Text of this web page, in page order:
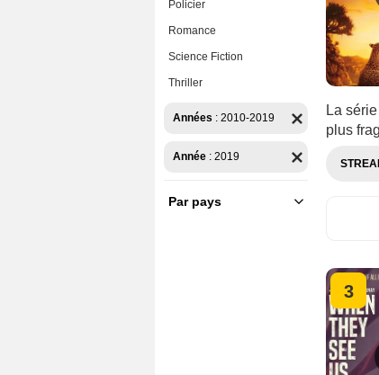
Policier
Romance
Science Fiction
Thriller
Années : 2010-2019
Année : 2019
Par pays
La
plus
3